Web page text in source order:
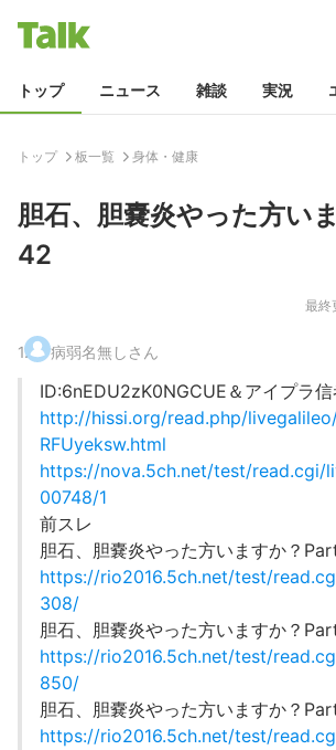
トップ ニュース 雑談 実況
トップ 板一覧 身体・健康
胆石、胆嚢炎やった方い
42
最終
1. 病弱名無しさん
ID:6nEDU2zK0NGCUE＆アイプラ
http://hissi.org/read.php/
RFUyeksw.html
https://nova.5ch.net/test/read.cgi/
00748/1
前スレ
胆石、胆嚢炎やった方いますか？
https://rio2016.5ch.net/test/
308/
胆石、胆嚢炎やった方いますか？
https://rio2016.5ch.net/test/
850/
胆石、胆嚢炎やった方いますか？
https://rio2016.5ch.net/test/